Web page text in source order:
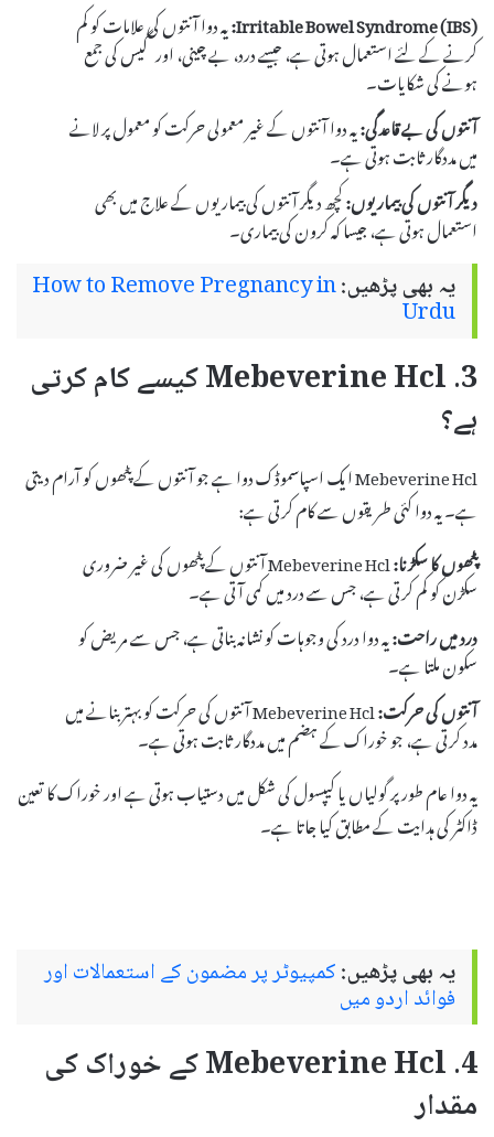
Irritable Bowel Syndrome (IBS):یہ دوا آنتوں کی علامات کو کم
کرنے کے لئے استعمال ہوتی ہے، جیسے درد، بے چینی، اور گیس کی جمع
ہونے کی شکایات۔
آنتوں کی بے قاعدگی:یہ دوا آنتوں کے غیر معمولی حرکت کو معمول پر لانے
میں مددگار ثابت ہوتی ہے۔
دیگر آنتوں کی بیماریوں:کچھ دیگر آنتوں کی بیماریوں کے علاج میں بھی
استعمال ہوتی ہے، جیسا کہ کرون کی بیماری۔
یہ بھی پڑھیں:How to Remove Pregnancy in
Urdu
3. Mebeverine Hcl کیسے کام کرتی
ہے؟
Mebeverine Hcl ایک اسپاسموڈک دوا ہے جو آنتوں کے پٹھوں کو آرام دیتی
ہے۔ یہ دوا کئی طریقوں سے کام کرتی ہے:
پٹھوں کا سکڑنا:
Mebeverine Hcl آنتوں کے پٹھوں کی غیر ضروری
سکڑن کو کم کرتی ہے، جس سے درد میں کمی آتی ہے۔
درد میں راحت:یہ دوا درد کی وجوہات کو نشانہ بناتی ہے، جس سے مریض کو
سکون ملتا ہے۔
آنتوں کی حرکت:
Mebeverine Hcl آنتوں کی حرکت کو بہتر بنانے میں
مدد کرتی ہے، جو خوراک کے ہضم میں مددگار ثابت ہوتی ہے۔
یہ دوا عام طور پر گولیاں یا کیپسول کی شکل میں دستیاب ہوتی ہے اور خوراک کا تعین
ڈاکٹر کی ہدایت کے مطابق کیا جاتا ہے۔
یہ بھی پڑھیں:کمپیوٹر پر مضمون کے استعمالات اور
فوائد اردو میں
4. Mebeverine Hcl کے خوراک کی
مقدار